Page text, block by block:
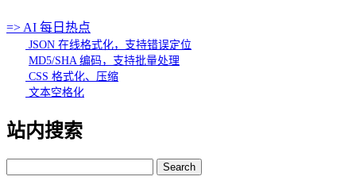
=> AI 每日热点
JSON 在线格式化，支持错误定位
MD5/SHA 编码，支持批量处理
CSS 格式化、压缩
文本空格化
站内搜索
for: